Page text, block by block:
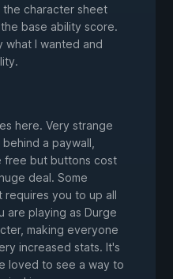
character sheet
base ability score.
what I wanted and
here. Very strange
a paywall,
free but buttons cost
deal. Some
you to up all
are playing as Durge
making everyone
increased stats. It's
loved to see a way to